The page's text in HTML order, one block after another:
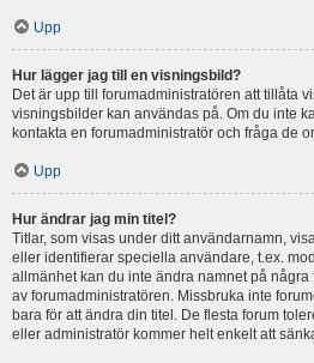
Upp
Hur lägger jag till en visningsbild?
Det är upp till forumadministratören att tillåta
visningsbilder kan användas på. Om du inte
kontakta en forumadministratör och fråga de
Upp
Hur ändrar jag min titel?
Titlar, som visas under ditt användarnamn,
eller identifierar speciella användare, t.ex.
allmänhet kan du inte ändra namnet på några
av forumadministratören. Missbruka inte
bara för att ändra din titel. De flesta forum
eller administratör kommer helt enkelt att